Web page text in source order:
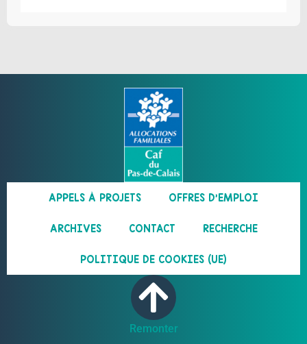
APPELS À PROJETS OFFRES D’EMPLOI
ARCHIVES CONTACT RECHERCHE
POLITIQUE DE COOKIES (UE)
Remonter